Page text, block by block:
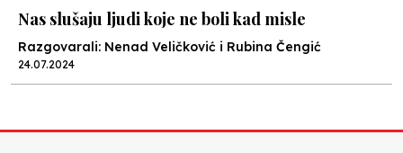
Nas slušaju ljudi koje ne boli kad misle
Razgovarali: Nenad Veličković i Rubina Čengić
24.07.2024